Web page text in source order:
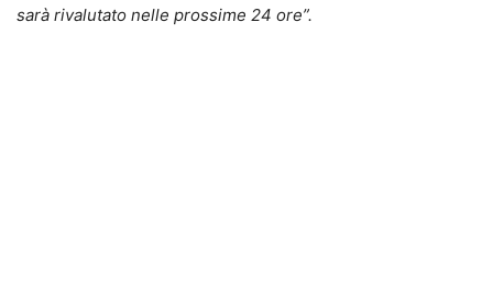
sarà rivalutato nelle prossime 24 ore”.